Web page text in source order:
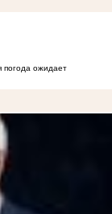
погода ожидает